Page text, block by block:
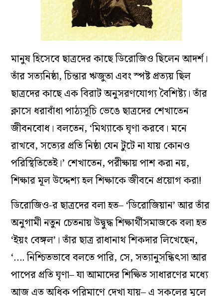
মানুষ হিসেবে ছাত্রদের কাছে ডিরোজিও ছিলেন আদর্শ।
তাঁর সত্যনিষ্ঠা, চিন্তার ঋজুতা এবং স্পষ্ট প্রত্যয় ছিল
ছাত্রদের কাছে এক বিরাট অনুসরণযোগ্য বৈশিষ্ট্য। তাঁর
ক্লাসে ধরাবাঁধা পাঠ্যসূচি ভেঙে ছাত্রদের শেখাতেন
জীবনবোধ। বলতেন, ‘মিথ্যাকে ঘৃণা করবে। মনে
রাখবে, সত্যের প্রতি নিষ্ঠা যেন টুটে না যায় কোনও
পরিস্থিতিতেই।’ শেখাতেন, পরীক্ষায় পাশ করা নয়,
শিক্ষার মূল উদ্দেশ্য হল শিক্ষাকে জীবনে প্রয়োগ করা!
ডিরোজিও-র ছাত্রদের বলা হত– ‘ডিরোজিয়ান’ আর তাঁর
অনুগামী নতুন চেতনায় উদ্বুদ্ধ শিক্ষার্থীসমাজকে বলা হত
‘ইয়ং বেঙ্গল’। তাঁর ছাত্র রাধানাথ শিকদার লিখেছেন,
‘…. নিশ্চিতভাবে বলতে পারি, সে, সত্যানুসন্ধিৎসা আর
পাপের প্রতি ঘৃণা– যা আমাদের শিক্ষিত সাধারণের মধ্যে
আজ এত অধিক পরিমাণে দেখা যায়– এ সকলের মূলে